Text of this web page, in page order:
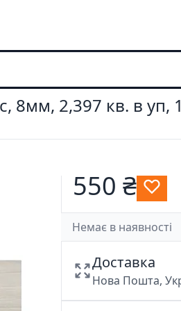
8мм, 2,397 кв. в уп,
550 ₴
Немає в наявності
Доставка
Нова Пошта,